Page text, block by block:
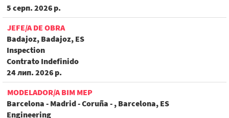
5 серп. 2026 р.
JEFE/A DE OBRA
Badajoz, Badajoz, ES
Inspection
Contrato Indefinido
24 лип. 2026 р.
MODELADOR/A BIM MEP
Barcelona - Madrid - Coruña - , Barcelona, ES
Engineering